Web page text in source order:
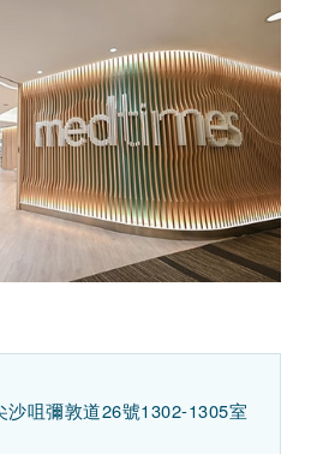
沙咀彌敦道26號1302-1305室